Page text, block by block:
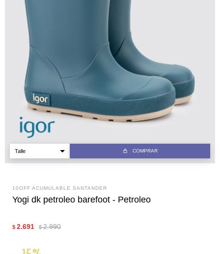
COMPRAR
10OFF ACUMULABLE SANTANDER
Yogi dk petroleo barefoot - Petroleo
$ 2.691 $ 2.990